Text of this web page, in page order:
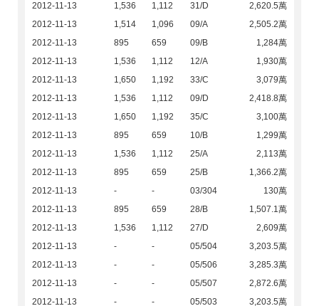
2012-11-13
1,536 1,112 31/D
2,620.5萬
2012-11-13
1,514 1,096 09/A
2,505.2萬
2012-11-13
895 659 09/B
1,284萬
2012-11-13
1,536 1,112 12/A
1,930萬
2012-11-13
1,650 1,192 33/C
3,079萬
2012-11-13
1,536 1,112 09/D
2,418.8萬
2012-11-13
1,650 1,192 35/C
3,100萬
2012-11-13
895 659 10/B
1,299萬
2012-11-13
1,536 1,112 25/A
2,113萬
2012-11-13
895 659 25/B
1,366.2萬
2012-11-13
- - 03/304
130萬
2012-11-13
895 659 28/B
1,507.1萬
2012-11-13
1,536 1,112 27/D
2,609萬
2012-11-13
- - 05/504
3,203.5萬
2012-11-13
- - 05/506
3,285.3萬
2012-11-13
- - 05/507
2,872.6萬
2012-11-13
- - 05/503
3,203.5萬